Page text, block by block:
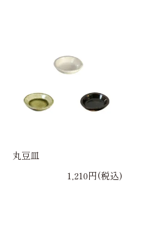
丸豆皿
1,210円(税込)